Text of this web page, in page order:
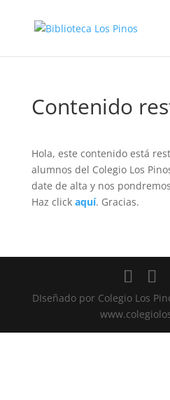
Contenido
Hola, este contenido está
alumnos del Colegio Los
date de alta y nos
Haz click aquí. Gracias.
DIseñado por Colegio Los